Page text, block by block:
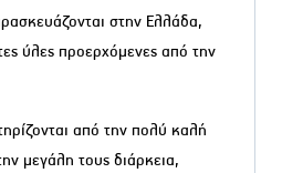
στην Ελλάδα,
ύλες προερχόμενες από την
από την πολύ καλή
μεγάλη τους διάρκεια,